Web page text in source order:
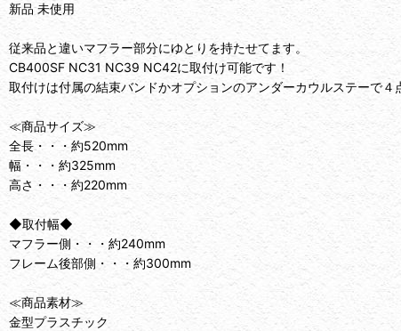
新品 未使用
従来品と違いマフラー部分にゆとりを持たせてます。
CB400SF NC31 NC39 NC42に取付け可能です！
取付けは付属の結束バンドかオプションのアンダーカウルステーで４
≪商品サイズ≫
全長・・・約520mm
幅・・・約325mm
高さ・・・約220mm
◆取付幅◆
マフラー側・・・約240mm
フレーム後部側・・・約300mm
≪商品素材≫
金型プラスチック